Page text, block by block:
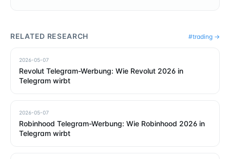
RELATED RESEARCH #trading →
2026-05-07
Revolut Telegram-Werbung: Wie Revolut 2026 in
Telegram wirbt
2026-05-07
Robinhood Telegram-Werbung: Wie Robinhood 2026 in
Telegram wirbt